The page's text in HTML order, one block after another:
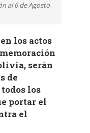
al 6 de Agosto
los actos
serán
de
los
portar el
el